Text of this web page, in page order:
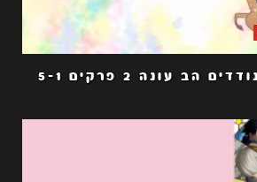
הב עונה 2 פרקים 5-1